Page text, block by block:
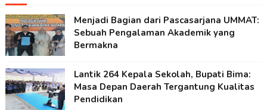
Menjadi Bagian dari Pascasarjana UMMAT:
Sebuah Pengalaman Akademik yang
Bermakna
Lantik 264 Kepala Sekolah, Bupati Bima:
Masa Depan Daerah Tergantung Kualitas
Pendidikan